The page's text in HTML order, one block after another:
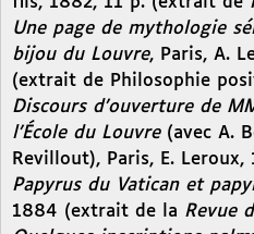
Une page de mythologie
bijou du Louvre, Paris, A.
(extrait de Philosophie
Discours d’ouverture de
l’École du Louvre(avec A.
Revillout), Paris, E. Leroux,
Papyrus du Vatican et
1884 (extrait de la Revue